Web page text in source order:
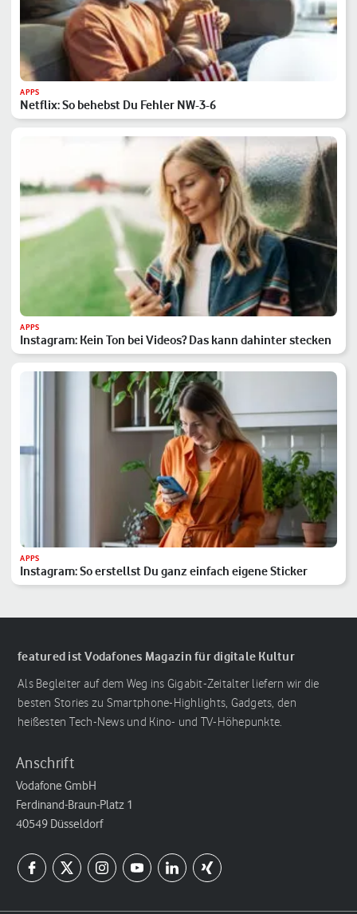
APPS
Netflix: So behebst Du Fehler NW-3-6
APPS
Instagram: Kein Ton bei Videos? Das kann dahinter stecken
APPS
Instagram: So erstellst Du ganz einfach eigene Sticker
featured ist Vodafones Magazin für digitale Kultur
Als Begleiter auf dem Weg ins Gigabit-Zeitalter liefern wir die
besten Stories zu Smartphone-Highlights, Gadgets, den
heißesten Tech-News und Kino- und TV-Höhepunkte.
Anschrift
Vodafone GmbH
Ferdinand-Braun-Platz 1
40549 Düsseldorf